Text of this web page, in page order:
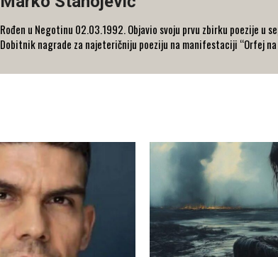
Rođen u Negotinu 02.03.1992. Objavio svoju prvu zbirku poezije
Dobitnik nagrade za najeteričniju poeziju na manifestaciji “Orfej